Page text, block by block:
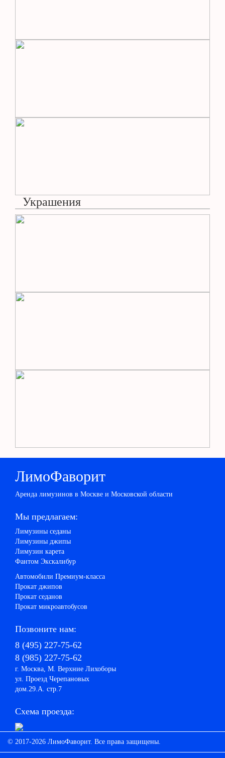
Украшения
ЛимоФаворит
Аренда лимузинов в Москве и Московской области
Мы предлагаем:
Лимузины седаны
Лимузины джипы
Лимузин карета
Фантом Экскалибур
Автомобили Премиум-класса
Прокат джипов
Прокат седанов
Прокат микроавтобусов
Позвоните нам:
8 (495) 227-75-62
8 (985) 227-75-62
г. Москва, М. Верхние Лихоборы
ул. Проезд Черепановых
дом.29.А. стр.7
Схема проезда:
© 2017-2026 ЛимоФаворит. Все права защищены.